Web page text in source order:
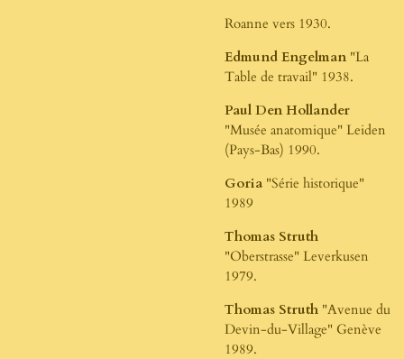
Roanne vers 1930.
Edmund Engelman "La
Table de travail" 1938.
Paul Den Hollander
"Musée anatomique" Leiden
(Pays-Bas) 1990.
Goria "Série historique"
1989
Thomas Struth
"Oberstrasse" Leverkusen
1979.
Thomas Struth "Avenue du
Devin-du-Village" Genève
1989.